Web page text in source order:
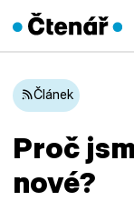
Článek
Proč
nové?